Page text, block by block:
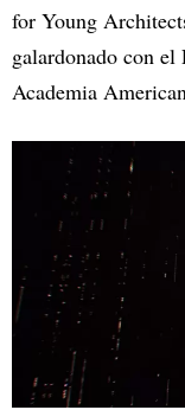
for Young
galardonado con
Academia